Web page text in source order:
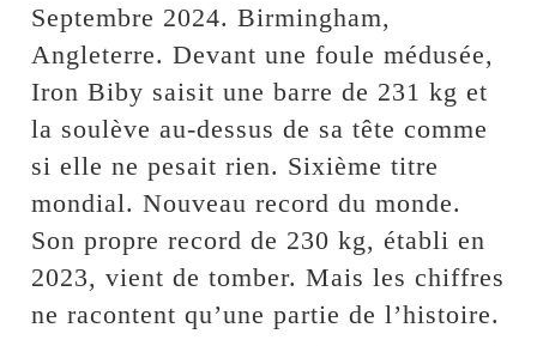
Septembre 2024. Birmingham,
Angleterre. Devant une foule médusée,
Iron Biby saisit une barre de 231 kg et
la soulève au-dessus de sa tête comme
si elle ne pesait rien. Sixième titre
mondial. Nouveau record du monde.
Son propre record de 230 kg, établi en
2023, vient de tomber. Mais les chiffres
ne racontent qu’une partie de l’histoire.